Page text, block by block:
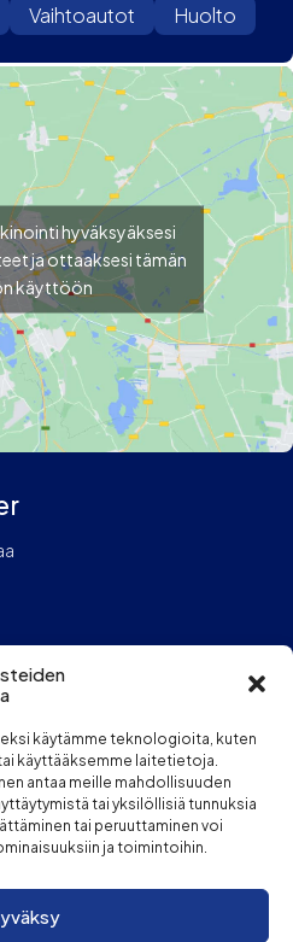
käytämme teknologioita, kuten
käyttääksemme laitetietoja.
antaa meille mahdollisuuden
tai yksilöllisiä tunnuksia
tai peruuttaminen voi
ja toimintoihin.
Vaihtoautot Huolto
hyväksyäksesi
ja ottaaksesi tämän
käyttöön